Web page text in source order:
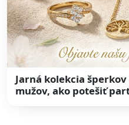
Jarná kolekcia
mužov, ako potešiť